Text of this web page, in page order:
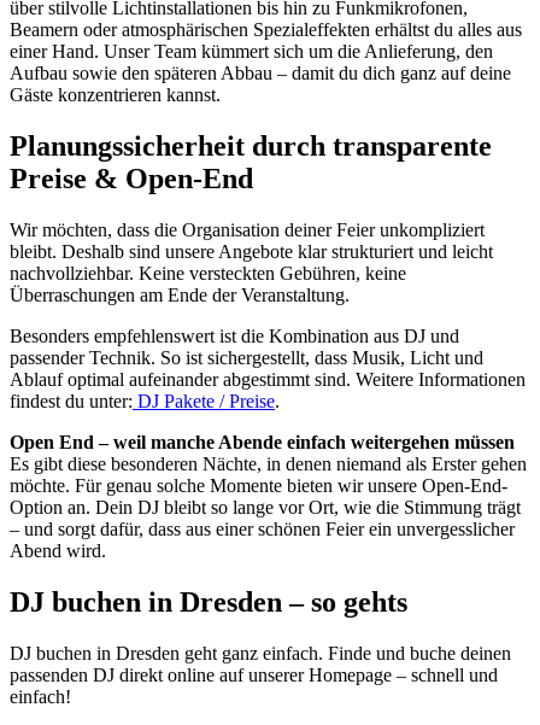
über stilvolle Lichtinstallationen bis hin zu Funkmikrofonen,
Beamern oder atmosphärischen Spezialeffekten erhältst du alles aus
einer Hand. Unser Team kümmert sich um die Anlieferung, den
Aufbau sowie den späteren Abbau – damit du dich ganz auf deine
Gäste konzentrieren kannst.
Planungssicherheit durch transparente
Preise & Open-End
Wir möchten, dass die Organisation deiner Feier unkompliziert
bleibt. Deshalb sind unsere Angebote klar strukturiert und leicht
nachvollziehbar. Keine versteckten Gebühren, keine
Überraschungen am Ende der Veranstaltung.
Besonders empfehlenswert ist die Kombination aus DJ und
passender Technik. So ist sichergestellt, dass Musik, Licht und
Ablauf optimal aufeinander abgestimmt sind. Weitere Informationen
findest du unter: DJ Pakete / Preise.
Open End – weil manche Abende einfach weitergehen müssen
Es gibt diese besonderen Nächte, in denen niemand als Erster gehen
möchte. Für genau solche Momente bieten wir unsere Open-End-
Option an. Dein DJ bleibt so lange vor Ort, wie die Stimmung trägt
– und sorgt dafür, dass aus einer schönen Feier ein unvergesslicher
Abend wird.
DJ buchen in Dresden – so gehts
DJ buchen in Dresden geht ganz einfach. Finde und buche deinen
passenden DJ direkt online auf unserer Homepage – schnell und
einfach!